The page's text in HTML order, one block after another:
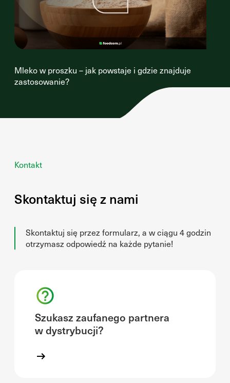
Mleko w proszku – jak powstaje i gdzie znajduje
zastosowanie?
Kontakt
Skontaktuj się z nami
Skontaktuj się przez formularz, a w ciągu 4 godzin
otrzymasz odpowiedź na każde pytanie!
Szukasz zaufanego partnera
w dystrybucji?